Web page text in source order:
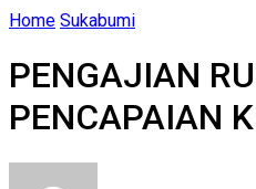
Home Sukabumi
PENGAJIAN
PENCAPAIAN